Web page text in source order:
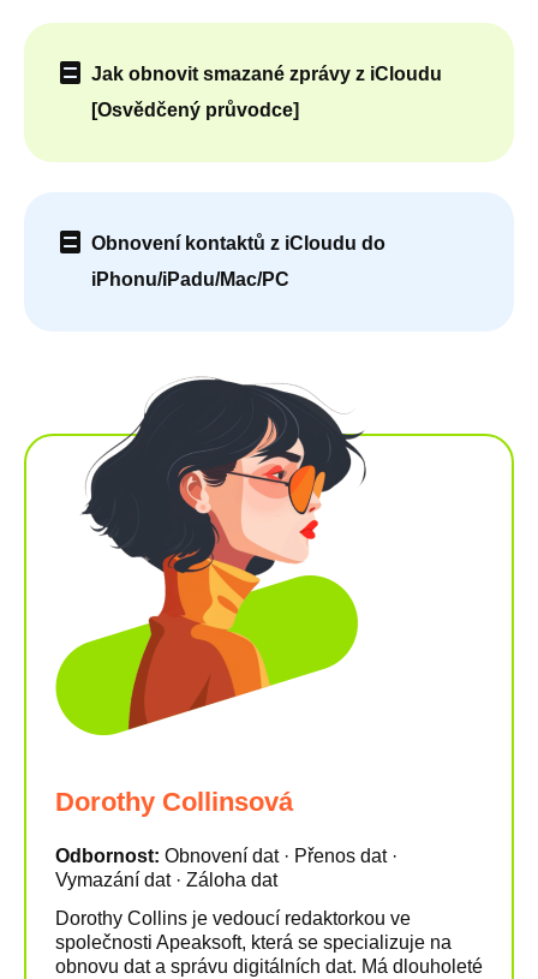
Jak obnovit smazané zprávy z iCloudu
[Osvědčený průvodce]
Obnovení kontaktů z iCloudu do
iPhonu/iPadu/Mac/PC
Dorothy Collinsová
Odbornost: Obnovení dat · Přenos dat ·
Vymazání dat · Záloha dat
Dorothy Collins je vedoucí redaktorkou ve
společnosti Apeaksoft, která se specializuje na
obnovu dat a správu digitálních dat. Má dlouholeté